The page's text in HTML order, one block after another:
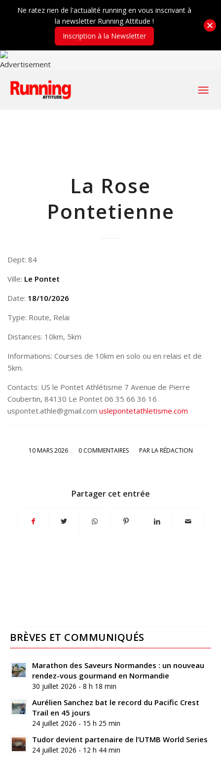
La Rose
Pontetienne
Dept: 84
Ville: Le Pontet
Date: 18/10/2026
Type: Route, Relai
Distances: 10km, 5km
Informations: Courses de 10km en solo ou en relais et de
5km.
Contacts: US le Pontet Athlétisme 7 Avenue de Pierre
Coubertin, 84130 Le Pontet 06 35 66 36 16
uspontet.athle@gmail.com uslepontetathletisme.com
10 MARS 2026
/ 0 COMMENTAIRES
/ PARLA RÉDACTION
Partager cet entrée
BRÈVES ET COMMUNIQUÉS
Marathon des Saveurs Normandes : un nouveau
rendez-vous gourmand en Normandie
30 juillet 2026 - 8 h 18 min
Aurélien Sanchez bat le record du Pacific Crest
Trail en 45 jours
24 juillet 2026 - 15 h 25 min
Tudor devient partenaire de l’UTMB World Series
24 juillet 2026 - 12 h 44 min
Ne ratez rien de l'actualité running en vous inscrivant à
la newsletter Running Attitude !
Inscription à la Newsletter